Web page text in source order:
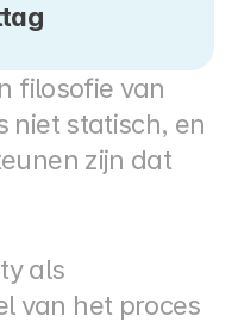
filosofie van
niet statisch, en
zijn dat
als
van het proces